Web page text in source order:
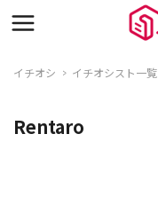
イチオシ イチオシスト一覧
Rentaro